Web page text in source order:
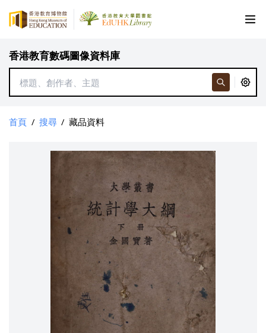
香港教育數碼圖像資料庫
首頁 / 搜尋 / 藏品資料